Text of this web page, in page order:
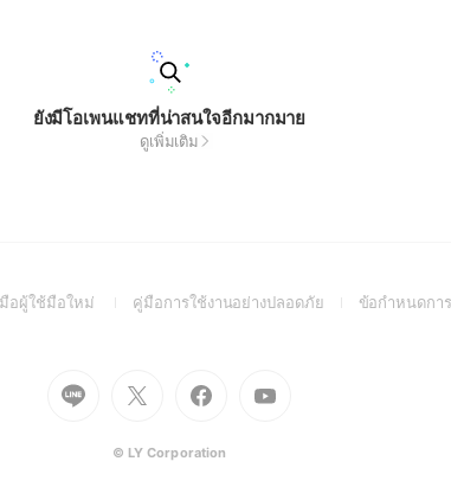
ยังมีโอเพนแชทที่น่าสนใจอีกมากมาย
ดูเพิ่มเติม
อผู้ใช้มือใหม่
(Open
window)
คู่มือการใช้งานอย่างปลอดภัย(Openข้อกำหนดกา
Go
to
(Open
Go
to
(Open
Go
to
(Open
to
© LY Corporation